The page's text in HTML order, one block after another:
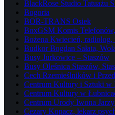
BlackRose Studio Tatuażu
Bogoria
BOR-TRANS Osiek
BoxGSM Komis
Bożena Kwiecień, radiolog,
Budkor Bogdan Sałata,
Busy Jurkowice – Staszów
Busy Oleśnica Staszów,
Cech Rzemieślników i
Centrum Kultury i Sztuki w
Centrum Kultury w
Centrum Urody Iwona
Cezary Kopacz, lekarz